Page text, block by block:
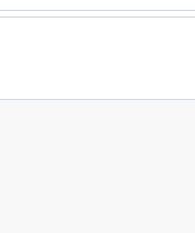
SUIVI
Durée:60 m